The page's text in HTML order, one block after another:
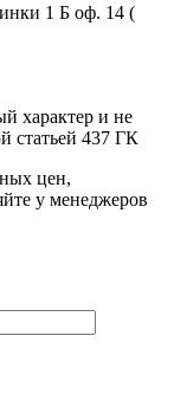
1 Б оф. 14 (
характер и не
статьей 437 ГК
цен,
у менеджеров